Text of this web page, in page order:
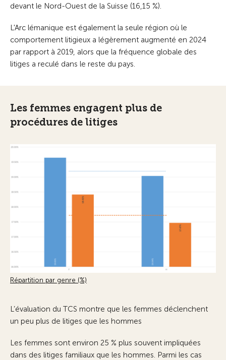
devant le Nord-Ouest de la Suisse (16,15 %).
L'Arc lémanique est également la seule région où le
comportement litigieux a légèrement augmenté en 2024
par rapport à 2019, alors que la fréquence globale des
litiges a reculé dans le reste du pays.
Les femmes engagent plus de
procédures de litiges
Répartition par genre (%)
L’évaluation du TCS montre que les femmes déclenchent
un peu plus de litiges que les hommes
Les femmes sont environ 25 % plus souvent impliquées
dans des litiges familiaux que les hommes. Parmi les cas